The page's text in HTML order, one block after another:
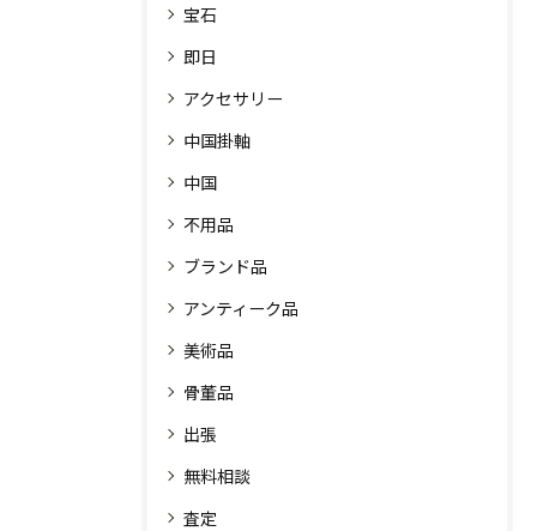
宝石
即日
アクセサリー
中国掛軸
中国
不用品
ブランド品
アンティーク品
美術品
骨董品
出張
無料相談
査定